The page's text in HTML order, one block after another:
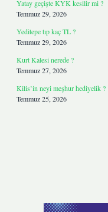
Yatay geçişte KYK kesilir mi ?
Temmuz 29, 2026
Yeditepe tıp kaç TL ?
Temmuz 29, 2026
Kurt Kalesi nerede ?
Temmuz 27, 2026
Kilis’in neyi meşhur hediyelik ?
Temmuz 25, 2026